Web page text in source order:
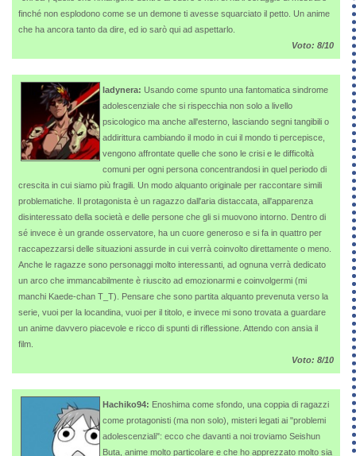
finché non esplodono come se un demone ti avesse squarciato il petto. Un anime
che ha ancora tanto da dire, ed io sarò qui ad aspettarlo.
Voto: 8/10
ladynera: Usando come spunto una fantomatica sindrome
adolescenziale che si rispecchia non solo a livello
psicologico ma anche all'esterno, lasciando segni tangibili o
addirittura cambiando il modo in cui il mondo ti percepisce,
vengono affrontate quelle che sono le crisi e le difficoltà
comuni per ogni persona concentrandosi in quel periodo di
crescita in cui siamo più fragili. Un modo alquanto originale per raccontare simili
problematiche. Il protagonista è un ragazzo dall'aria distaccata, all'apparenza
disinteressato della società e delle persone che gli si muovono intorno. Dentro di
sé invece è un grande osservatore, ha un cuore generoso e si fa in quattro per
raccapezzarsi delle situazioni assurde in cui verrà coinvolto direttamente o meno.
Anche le ragazze sono personaggi molto interessanti, ad ognuna verrà dedicato
un arco che immancabilmente è riuscito ad emozionarmi e coinvolgermi (mi
manchi Kaede-chan T_T). Pensare che sono partita alquanto prevenuta verso la
serie, vuoi per la locandina, vuoi per il titolo, e invece mi sono trovata a guardare
un anime davvero piacevole e ricco di spunti di riflessione. Attendo con ansia il
film.
Voto: 8/10
Hachiko94: Enoshima come sfondo, una coppia di ragazzi
come protagonisti (ma non solo), misteri legati ai "problemi
adolescenziali": ecco che davanti a noi troviamo Seishun
Buta, anime molto particolare e che ho apprezzato molto sia